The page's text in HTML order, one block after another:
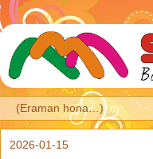
2026-01-15